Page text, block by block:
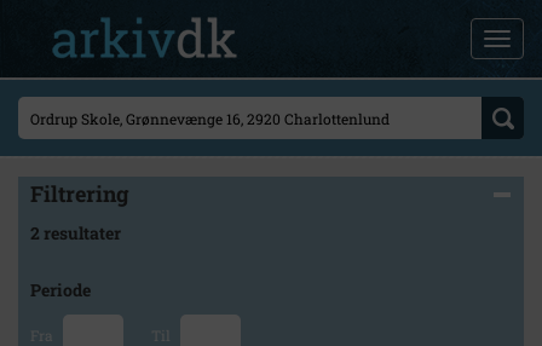
Filtrering
2 resultater
Periode
Fra Til